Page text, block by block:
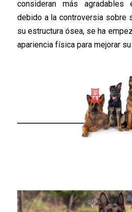
consideran más agradables
debido a la controversia sobre
su estructura ósea, se ha
apariencia física para mejorar